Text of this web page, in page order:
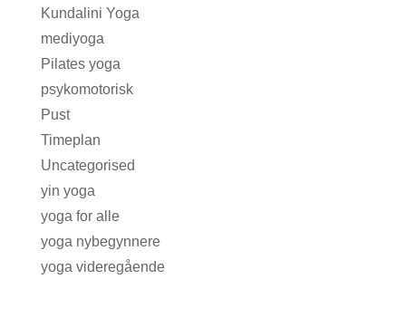
Kundalini Yoga
mediyoga
Pilates yoga
psykomotorisk
Pust
Timeplan
Uncategorised
yin yoga
yoga for alle
yoga nybegynnere
yoga videregående